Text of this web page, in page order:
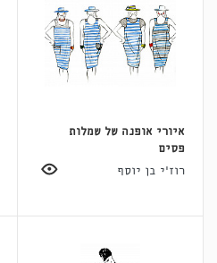
איורי אופנה של שמלות
פסים
רוז'י בן יוסף